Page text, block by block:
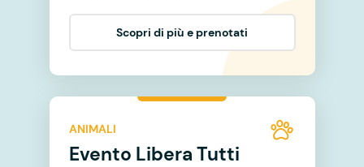
Scopri di più e prenotati
ANIMALI
Evento Libera Tutti